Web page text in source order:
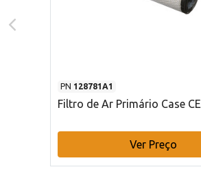
PN 128781A1
Filtro de Ar Primário Case CE
Ver Preço